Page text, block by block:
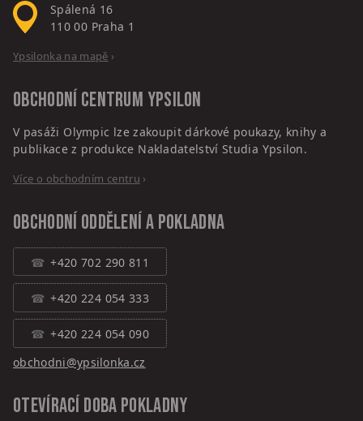
Spálená 16
110 00 Praha 1
Ypsilonka na mapě ›
Obchodní centrum Ypsilon
V pasáži Olympic lze zakoupit dárkové poukazy, knihy a
publikace z produkce Nakladatelství Studia Ypsilon.
Více o obchodním centru ›
Obchodní oddělení a pokladna
+420 702 290 811
+420 224 054 333
+420 224 054 090
obchodni@ypsilonka.cz
Otevírací doba pokladny